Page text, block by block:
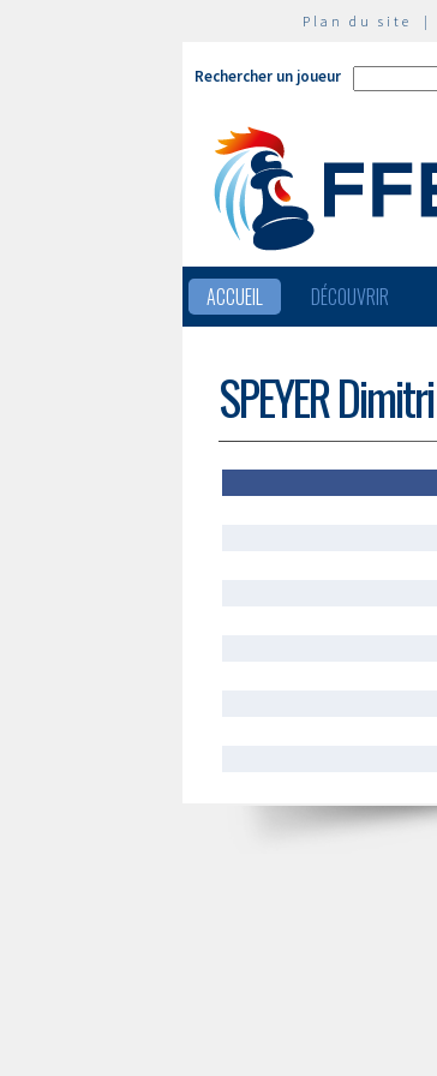
Plan du site |
Rechercher un joueur
ACCUEIL DÉCOUVRIR
SPEYER Dimitri